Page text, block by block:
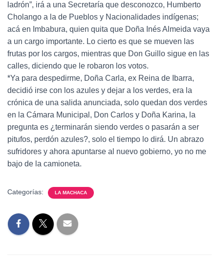
ladrón”, irá a una Secretaría que desconozco, Humberto
Cholango a la de Pueblos y Nacionalidades indígenas;
acá en Imbabura, quien quita que Doña Inés Almeida vaya
a un cargo importante. Lo cierto es que se mueven las
frutas por los cargos, mientras que Don Guillo sigue en las
calles, diciendo que le robaron los votos.
*Ya para despedirme, Doña Carla, ex Reina de Ibarra,
decidió irse con los azules y dejar a los verdes, era la
crónica de una salida anunciada, solo quedan dos verdes
en la Cámara Municipal, Don Carlos y Doña Karina, la
pregunta es ¿terminarán siendo verdes o pasarán a ser
pitufos, perdón azules?, solo el tiempo lo dirá. Un abrazo
sufridores y ahora apuntarse al nuevo gobierno, yo no me
bajo de la camioneta.
Categorías: LA MACHACA